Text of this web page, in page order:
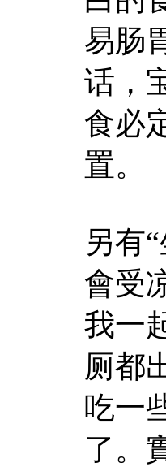
易肠
话，
食必
置。
另有
會受
我一
厕都
吃一
了。